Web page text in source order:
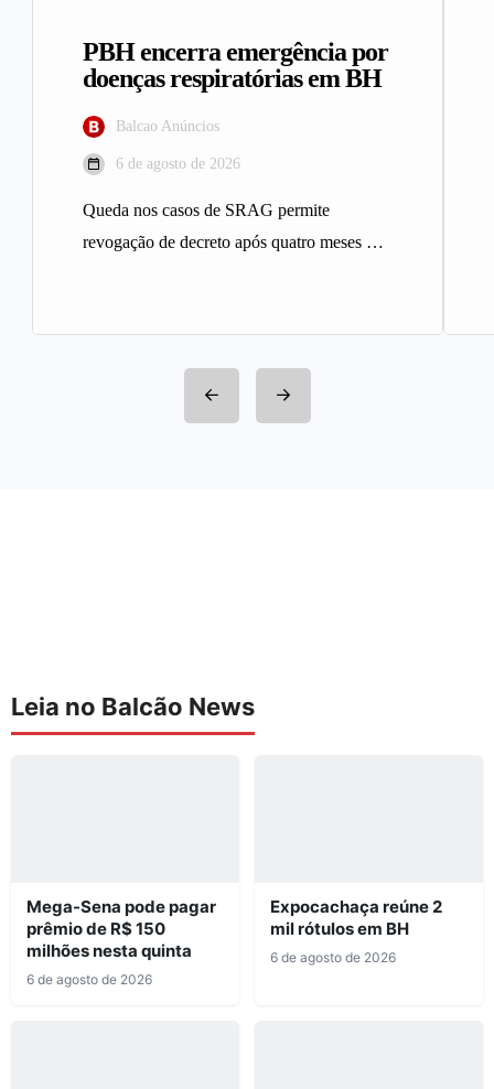
PBH encerra emergência por
doenças respiratórias em BH
Balcao Anúncios
6 de agosto de 2026
Queda nos casos de SRAG permite
revogação de decreto após quatro meses A
Leia no Balcão News
Mega-Sena pode pagar
prêmio de R$ 150
milhões nesta quinta
6 de agosto de 2026
Expocachaça reúne 2
mil rótulos em BH
6 de agosto de 2026